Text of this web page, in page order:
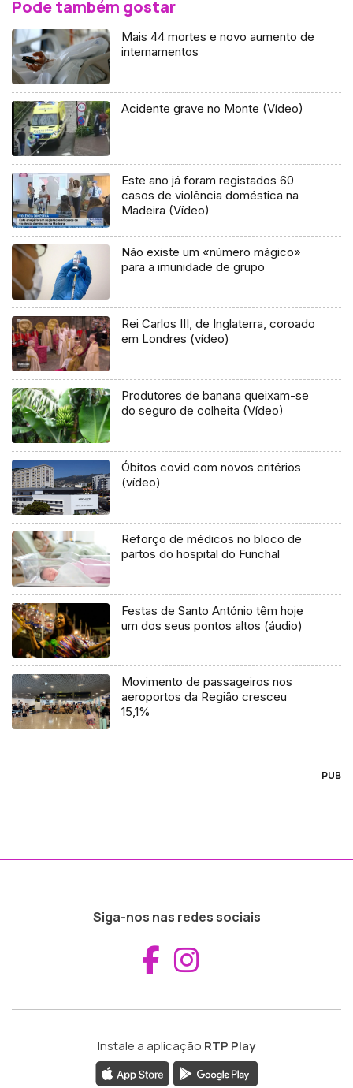
Pode também gostar
Mais 44 mortes e novo aumento de
internamentos
Acidente grave no Monte (Vídeo)
Este ano já foram registados 60
casos de violência doméstica na
Madeira (Vídeo)
Não existe um «número mágico»
para a imunidade de grupo
Rei Carlos III, de Inglaterra, coroado
em Londres (vídeo)
Produtores de banana queixam-se
do seguro de colheita (Vídeo)
Óbitos covid com novos critérios
(vídeo)
Reforço de médicos no bloco de
partos do hospital do Funchal
Festas de Santo António têm hoje
um dos seus pontos altos (áudio)
Movimento de passageiros nos
aeroportos da Região cresceu
15,1%
PUB
Siga-nos nas redes sociais
Aceder ao
Instale a aplicação RTP Play